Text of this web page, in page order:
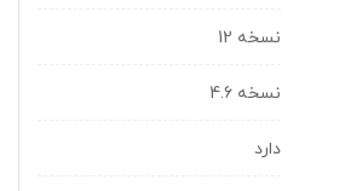
نسخه 12
نسخه 4.6
دارد